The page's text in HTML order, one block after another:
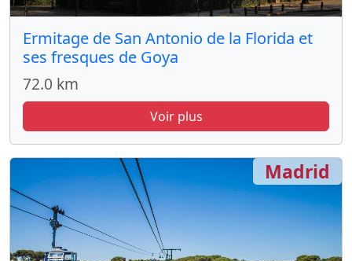
Ermitage de San Antonio de la Florida et
ses fresques de Goya
72.0 km
Voir plus
Madrid